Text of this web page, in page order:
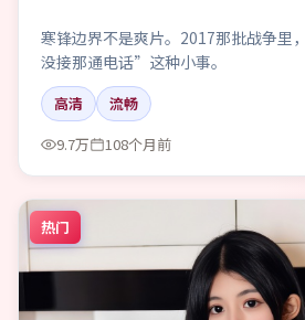
寒锋边界不是爽片。2017那批战争里
没接那通电话”这种小事。
高清
流畅
9.7万
108个月前
热门